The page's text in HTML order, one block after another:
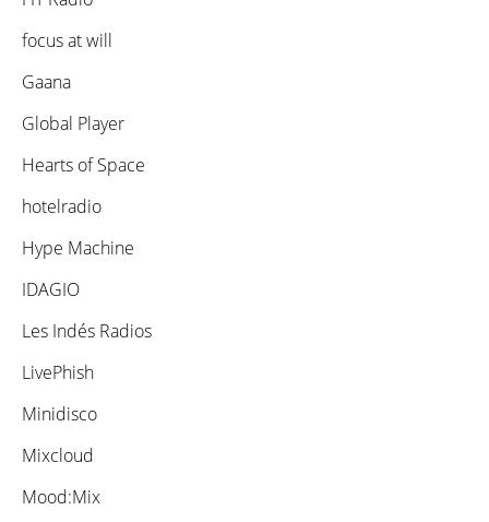
focus at will
Gaana
Global Player
Hearts of Space
hotelradio
Hype Machine
IDAGIO
Les Indés Radios
LivePhish
Minidisco
Mixcloud
Mood:Mix